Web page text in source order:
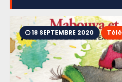
18 SEPTEMBRE 2020